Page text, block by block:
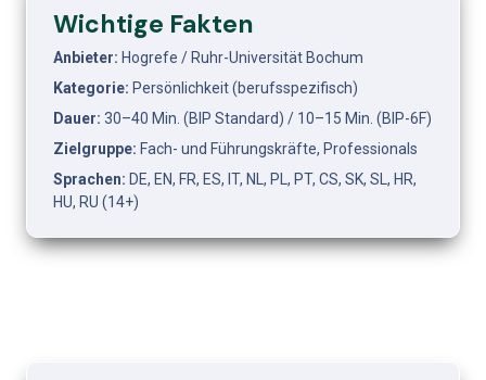
Wichtige Fakten
Anbieter: Hogrefe / Ruhr-Universität Bochum
Kategorie: Persönlichkeit (berufsspezifisch)
Dauer: 30–40 Min. (BIP Standard) / 10–15 Min. (BIP-6F)
Zielgruppe: Fach- und Führungskräfte, Professionals
Sprachen: DE, EN, FR, ES, IT, NL, PL, PT, CS, SK, SL, HR,
HU, RU (14+)